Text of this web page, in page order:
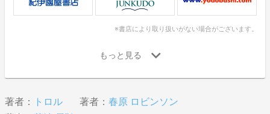
※書店により取り扱いがない場合がございます。
著者： トロル 著者： 春原 ロビンソン